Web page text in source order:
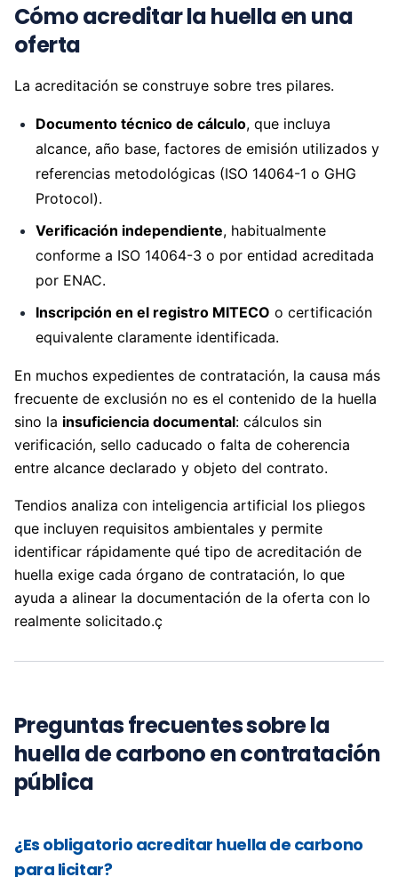
Cómo acreditar la huella en una
oferta
La acreditación se construye sobre tres pilares.
Documento técnico de cálculo, que incluya
alcance, año base, factores de emisión utilizados y
referencias metodológicas (ISO 14064-1 o GHG
Protocol).
Verificación independiente, habitualmente
conforme a ISO 14064-3 o por entidad acreditada
por ENAC.
Inscripción en el registro MITECO o certificación
equivalente claramente identificada.
En muchos expedientes de contratación, la causa más
frecuente de exclusión no es el contenido de la huella
sino la insuficiencia documental: cálculos sin
verificación, sello caducado o falta de coherencia
entre alcance declarado y objeto del contrato.
Tendios analiza con inteligencia artificial los pliegos
que incluyen requisitos ambientales y permite
identificar rápidamente qué tipo de acreditación de
huella exige cada órgano de contratación, lo que
ayuda a alinear la documentación de la oferta con lo
realmente solicitado.ç
Preguntas frecuentes sobre la
huella de carbono en contratación
pública
¿Es obligatorio acreditar huella de carbono
para licitar?